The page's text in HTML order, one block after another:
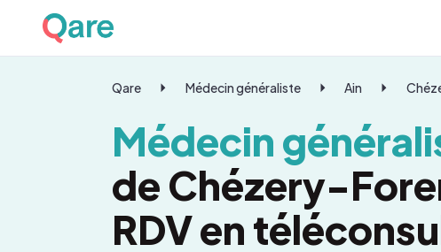
Qare Médecin généraliste Ain
Médecin
de Chézery-
RDV en